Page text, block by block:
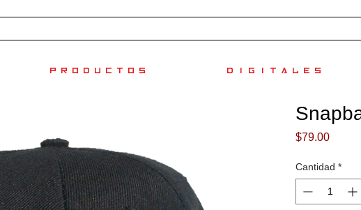
PRODUCTOS DIGITALES
$79.00Precio
Cantidad *